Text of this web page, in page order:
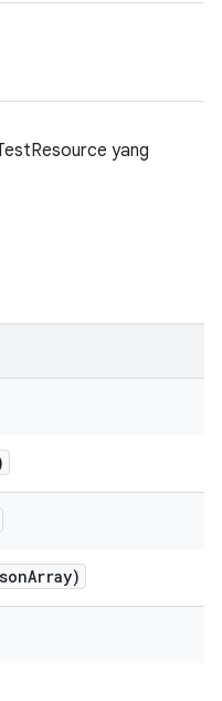
yang
Array)